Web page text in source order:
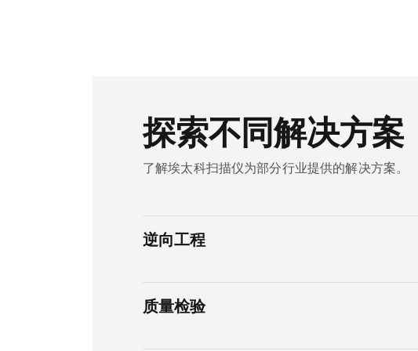
探索不同解决方案
了解埃太科扫描仪为部分行业提供的解决方案。
逆向工程
质量检验